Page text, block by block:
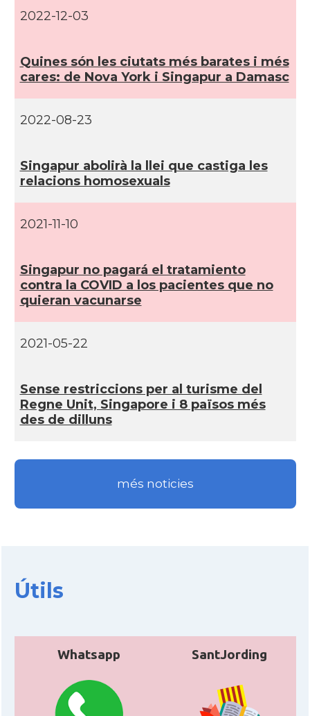
2022-12-03
Quines són les ciutats més barates i més
cares: de Nova York i Singapur a Damasc
2022-08-23
Singapur abolirà la llei que castiga les
relacions homosexuals
2021-11-10
Singapur no pagará el tratamiento
contra la COVID a los pacientes que no
quieran vacunarse
2021-05-22
Sense restriccions per al turisme del
Regne Unit, Singapore i 8 països més
des de dilluns
més noticies
Útils
Whatsapp SantJording